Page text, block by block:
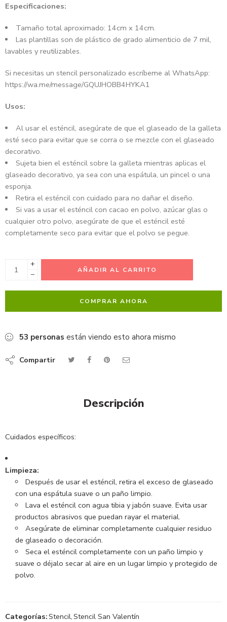
Especificaciones:
Tamaño total aproximado: 14cm x 14cm.
Las plantillas son de plástico de grado alimenticio de 7 mil,
lavables y reutilizables.
Si necesitas un stencil personalizado escríbeme al WhatsApp:
https://wa.me/message/GQUJHOBB4HYKA1
Usos:
Al usar el esténcil, asegúrate de que el glaseado de la galleta
esté seco para evitar que se corra o se mezcle con el glaseado
decorativo.
Sujeta bien el esténcil sobre la galleta mientras aplicas el
glaseado decorativo, ya sea con una espátula, un pincel o una
esponja.
Retira el esténcil con cuidado para no dañar el diseño.
Si vas a usar el esténcil con cacao en polvo, azúcar glas o
cualquier otro polvo, asegúrate de que el esténcil esté
completamente seco para evitar que el polvo se pegue.
+
−
AÑADIR AL CARRITO
COMPRAR AHORA
53 personas están viendo esto ahora mismo
Compartir
Descripción
Cuidados específicos:
Limpieza:
Después de usar el esténcil, retira el exceso de glaseado
con una espátula suave o un paño limpio.
Lava el esténcil con agua tibia y jabón suave.Evita usar
productos abrasivos que puedan rayar el material.
Asegúrate de eliminar completamente cualquier residuo
de glaseado o decoración.
Seca el esténcil completamente con un paño limpio y
suave o déjalo secar al aire en un lugar limpio y protegido de
polvo.
Categorías:Stencil,Stencil San Valentín